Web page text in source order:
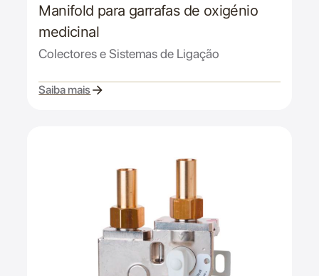
Manifold para garrafas de oxigénio
medicinal
Colectores e Sistemas de Ligação
Saiba mais